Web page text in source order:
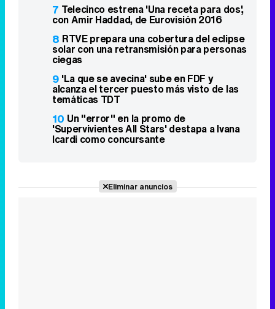
7 Telecinco estrena 'Una receta para dos',
con Amir Haddad, de Eurovisión 2016
8 RTVE prepara una cobertura del eclipse
solar con una retransmisión para personas
ciegas
9 'La que se avecina' sube en FDF y
alcanza el tercer puesto más visto de las
temáticas TDT
10 Un "error" en la promo de
'Supervivientes All Stars' destapa a Ivana
Icardi como concursante
Eliminar anuncios